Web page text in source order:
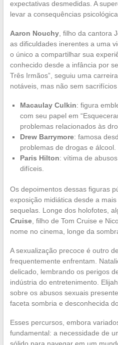
expectativas desmedidas. A
levar a consequências
Aaron Nouchy, filho da cantora
as dificuldades inerentes a uma
o único a compartilhar sua
conhecido desde a infância por
Três Irmãos”, seguiu uma
notáveis, mas não sem sacrifícios
Macaulay Culkin: figura
com seu papel em
problemas relacionados às
Drew Barrymore: famosa
problemas de drogas e álcool.
Paris Hilton: vítima de
difíceis.
Os depoimentos dessas figuras
exposição midiática desde a
sequelas. Longe dos holofotes,
Cruise, filho de Tom Cruise e
nome no cinema, longe da
A sexualização precoce é outro
frequentemente enfrentam.
delicado, lembrando os perigos
indústria do entretenimento.
sobre os abusos sexuais
faceta sombria e desconhecida
Esses percursos, embora
fundamental: a necessidade de